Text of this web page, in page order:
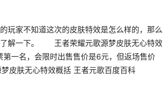
家不知道这次的皮肤特效是怎么样的，那么
了解一下。 王者荣耀元歌源梦皮肤无心特效
一名，会限时出售售价是6元，但返场售价
皮肤无心特效概括 王者元歌百度百科